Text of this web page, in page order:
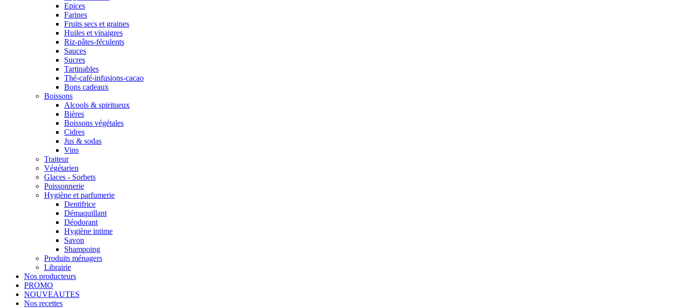
Epices
Farines
Fruits secs et graines
Huiles et vinaigres
Riz-pâtes-féculents
Sauces
Sucres
Tartinables
Thé-café-infusions-cacao
Bons cadeaux
Boissons
Alcools & spiritueux
Bières
Boissons végétales
Cidres
Jus & sodas
Vins
Traiteur
Végétarien
Glaces - Sorbets
Poissonnerie
Hygiène et parfumerie
Dentifrice
Démaquillant
Déodorant
Hygiène intime
Savon
Shampoing
Produits ménagers
Librairie
Nos producteurs
PROMO
NOUVEAUTES
Nos recettes